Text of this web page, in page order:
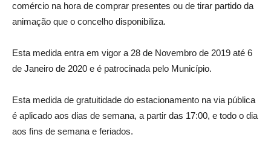
comércio na hora de comprar presentes ou de tirar partido da
animação que o concelho disponibiliza.
Esta medida entra em vigor a 28 de Novembro de 2019 até 6
de Janeiro de 2020 e é patrocinada pelo Município.
Esta medida de gratuitidade do estacionamento na via pública
é aplicado aos dias de semana, a partir das 17:00, e todo o dia
aos fins de semana e feriados.